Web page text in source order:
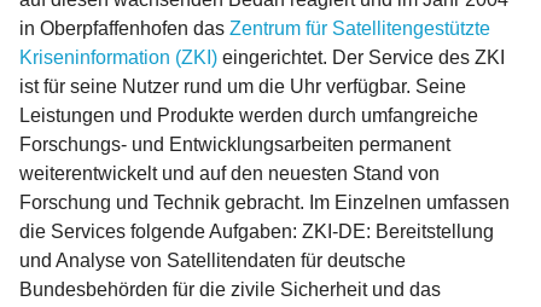
in Oberpfaffenhofen das Zentrum für Satellitengestützte
Kriseninformation (ZKI) eingerichtet. Der Service des ZKI
ist für seine Nutzer rund um die Uhr verfügbar. Seine
Leistungen und Produkte werden durch umfangreiche
Forschungs- und Entwicklungsarbeiten permanent
weiterentwickelt und auf den neuesten Stand von
Forschung und Technik gebracht. Im Einzelnen umfassen
die Services folgende Aufgaben: ZKI-DE: Bereitstellung
und Analyse von Satellitendaten für deutsche
Bundesbehörden für die zivile Sicherheit und das